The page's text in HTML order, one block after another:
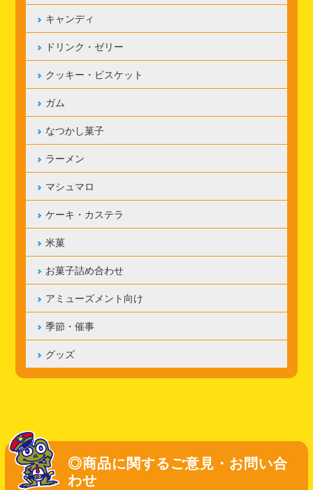
キャンディ
ドリンク・ゼリー
クッキー・ビスケット
ガム
なつかし菓子
ラーメン
マシュマロ
ケーキ・カステラ
米菓
お菓子詰め合わせ
アミューズメント向け
季節・催事
グッズ
◎商品に関するご意見・お問い合
わせ